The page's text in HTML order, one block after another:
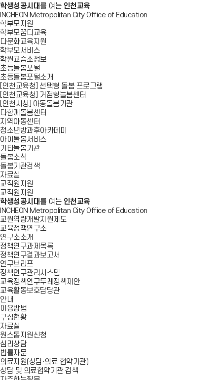
학생성공시대 를 여는 인천교육
INCHEON Metropolitan City Office of Education
학부모지원
학부모꿈디교육
다문화교육지원
학부모서비스
학원교습소정보
초등돌봄포털
초등돌봄포털소개
[인천교육청] 선택형 돌봄 프로그램
[인천교육청] 거점형늘봄센터
[인천시청] 아동돌봄기관
다함께돌봄센터
지역아동센터
청소년방과후아카데미
아이돌봄서비스
기타돌봄기관
돌봄소식
돌봄기관검색
자료실
교직원지원
교직원지원
학생성공시대 를 여는 인천교육
INCHEON Metropolitan City Office of Education
교원역량개발지원제도
교육정책연구소
연구소소개
정책연구과제목록
정책연구결과보고서
연구브리프
정책연구관리시스템
교육정책연구두레정책제안
교육활동보호담당관
안내
이용방법
구성현황
자료실
원스톱지원신청
심리상담
법률자문
의료지원(상담·의료 협약기관)
상담 및 의료협약기관 검색